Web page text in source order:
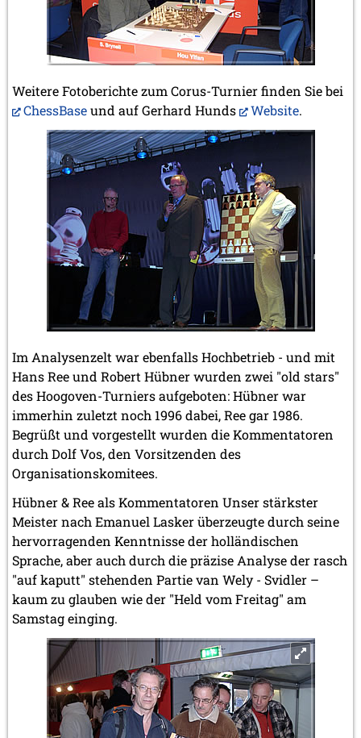
Weitere Fotoberichte zum Corus-Turnier finden Sie bei
ChessBaseund auf Gerhard Hunds Website.
Im Analysenzelt war ebenfalls Hochbetrieb - und mit
Hans Ree und Robert Hübner wurden zwei "old stars"
des Hoogoven-Turniers aufgeboten: Hübner war
immerhin zuletzt noch 1996 dabei, Ree gar 1986.
Begrüßt und vorgestellt wurden die Kommentatoren
durch Dolf Vos, den Vorsitzenden des
Organisationskomitees.
Hübner & Ree als Kommentatoren Unser stärkster
Meister nach Emanuel Lasker überzeugte durch seine
hervorragenden Kenntnisse der holländischen
Sprache, aber auch durch die präzise Analyse der rasch
"auf kaputt" stehenden Partie van Wely - Svidler –
kaum zu glauben wie der "Held vom Freitag" am
Samstag einging.